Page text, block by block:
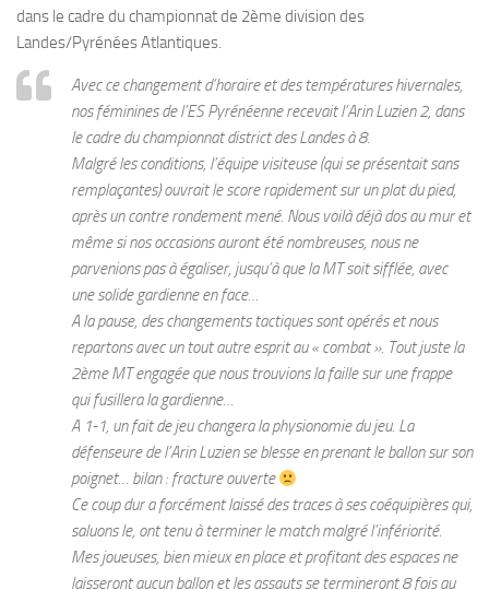
dans le cadre du championnat de 2ème division des
Landes/Pyrénées Atlantiques.
Avec ce changement d’horaire et des températures hivernales,
nos féminines de l’ES Pyrénéenne recevait l’Arin Luzien 2, dans
le cadre du championnat district des Landes à 8.
Malgré les conditions, l’équipe visiteuse (qui se présentait sans
remplaçantes) ouvrait le score rapidement sur un plat du pied,
après un contre rondement mené. Nous voilà déjà dos au mur et
même si nos occasions auront été nombreuses, nous ne
parvenions pas à égaliser, jusqu’à que la MT soit sifflée, avec
une solide gardienne en face…
A la pause, des changements tactiques sont opérés et nous
repartons avec un tout autre esprit au « combat ». Tout juste la
2ème MT engagée que nous trouvions la faille sur une frappe
qui fusillera la gardienne…
A 1-1, un fait de jeu changera la physionomie du jeu. La
défenseure de l’Arin Luzien se blesse en prenant le ballon sur son
poignet… bilan : fracture ouverte
Ce coup dur a forcément laissé des traces à ses coéquipières qui,
saluons le, ont tenu à terminer le match malgré l’infériorité.
Mes joueuses, bien mieux en place et profitant des espaces ne
laisseront aucun ballon et les assauts se termineront 8 fois au